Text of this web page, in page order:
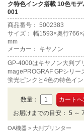
ク特色インク搭載 10色モ
001
商品番号： 5002383
サイズ： 幅1593×奥行
mm
メーカー： キヤノン
GP-4000はキヤノン大判プ
magePROGRAF GPシリー
蛍光ピンクと4色の特色イ
し、プリント全体の明度と
上げ、明るくやわらかな色
です。付加価値の高い大判
作を支援します。B0ノビま
ます。
数量：
お届けまでの目安： 5 ～
OA機器 大判プリンター